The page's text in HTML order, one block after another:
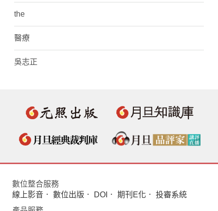
the
醫療
吳志正
數位整合服務
線上影音 ． 數位出版 ． DOI ． 期刊E化 ． 投審系統